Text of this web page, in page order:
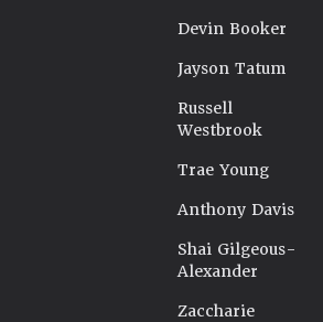
Devin Booker
Jayson Tatum
Russell
Westbrook
Trae Young
Anthony Davis
Shai Gilgeous-
Alexander
Zaccharie